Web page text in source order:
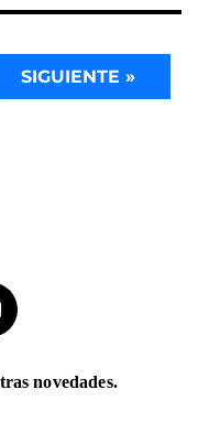
SIGUIENTE »
novedades.